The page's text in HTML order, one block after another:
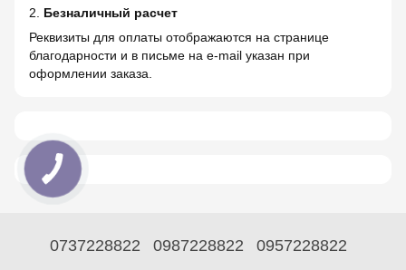
2. Безналичный расчет
Реквизиты для оплаты отображаются на странице
благодарности и в письме на e-mail указан при
оформлении заказа.
0737228822 0987228822 0957228822